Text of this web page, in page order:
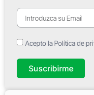
Acepto la Política de
Suscribirme